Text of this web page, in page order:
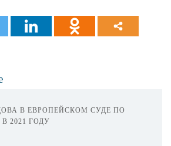
В ЕВРОПЕЙСКОМ СУДЕ ПО
2021 ГОДУ